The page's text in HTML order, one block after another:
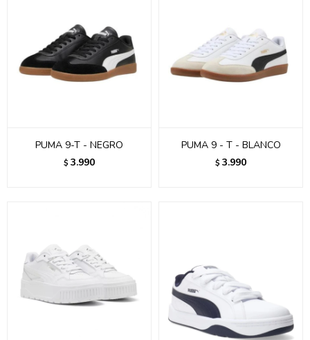
PUMA 9-T - NEGRO
$ 3.990
PUMA 9 - T - BLANCO
$ 3.990